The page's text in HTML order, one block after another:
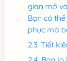
gian mở
Bạn có
phục mà
Tiết